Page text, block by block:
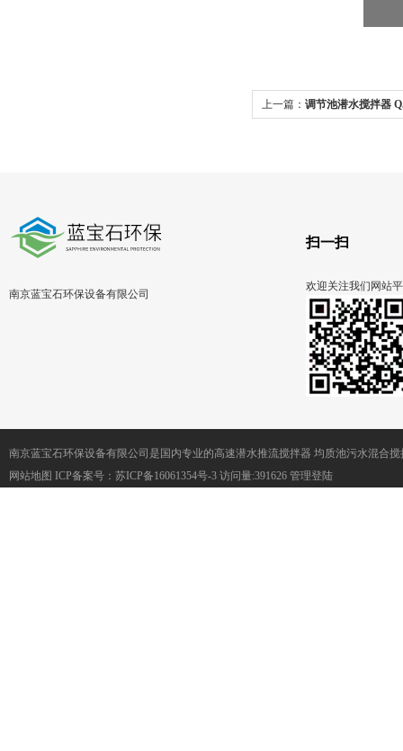
上一篇： 调节池潜水搅拌器
南京蓝宝石环保设备有限公司
扫一扫
欢迎关注我们网站
南京蓝宝石环保设备有限公司是国内专业的高速潜水推流搅拌器 均质池污水混合
网站地图 ICP备案号： 苏ICP备16061354号-3 访问量:391626 管理登陆